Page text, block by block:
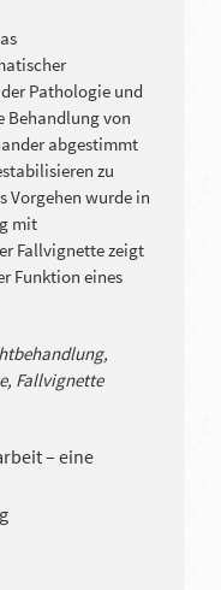
Pathologie und
Behandlung von
abgestimmt
zu
Vorgehen wurde in
mit
Fallvignette zeigt
Funktion eines
Fallvignette
– eine